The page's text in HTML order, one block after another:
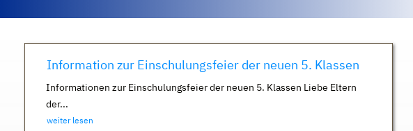
Information zur Einschulungsfeier der neuen 5. Klassen
Informationen zur Einschulungsfeier der neuen 5. Klassen Liebe Eltern
der...
weiter lesen